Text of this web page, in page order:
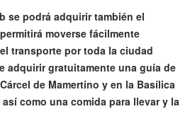
se podrá adquirir también el
permitirá moverse fácilmente
transporte por toda la ciudad
adquirir gratuitamente una guía de
de Mamertino y en la Basílica
como una comida para llevar y la